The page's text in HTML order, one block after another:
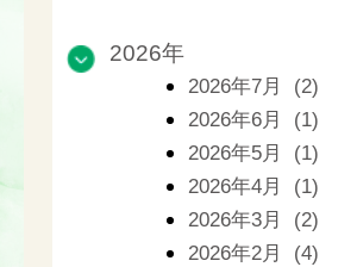
2026年
2026年7月 (2)
2026年6月 (1)
2026年5月 (1)
2026年4月 (1)
2026年3月 (2)
2026年2月 (4)